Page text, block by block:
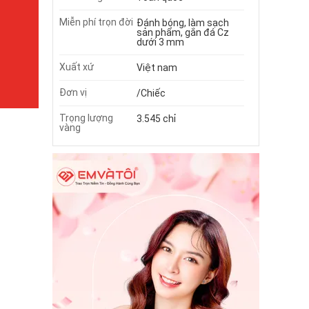
Miễn phí trọn đời Đánh bóng, làm sạch
sản phẩm, gắn đá Cz
dưới 3 mm
Xuất xứ Việt nam
Đơn vị /Chiếc
Trọng lượng
vàng
3.545 chỉ